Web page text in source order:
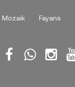
Mozaik Fayans